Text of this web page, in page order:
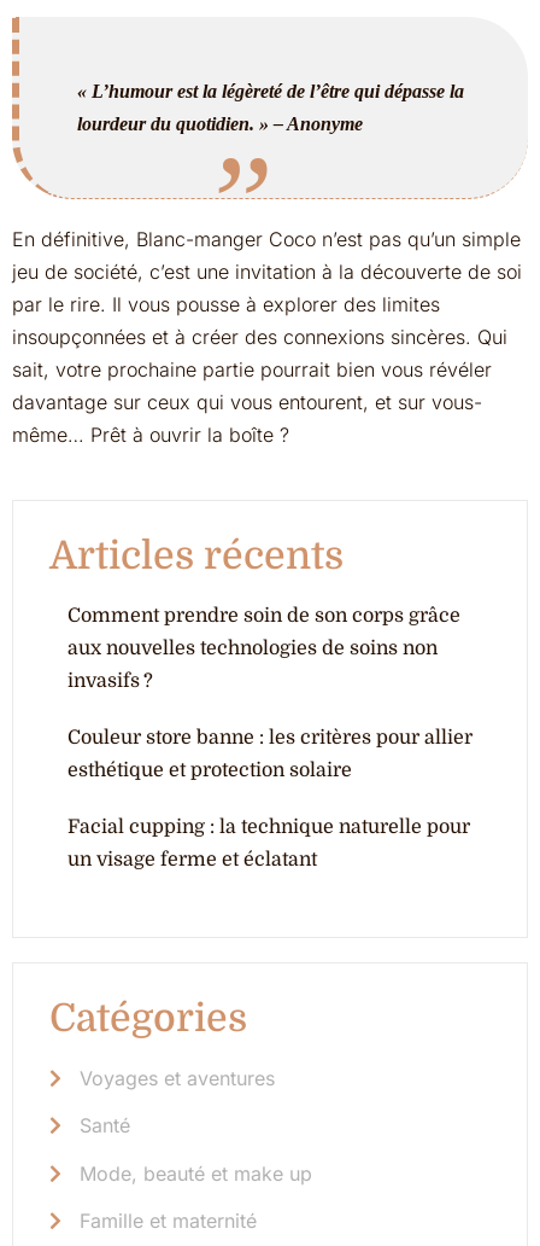
« L’humour est la légèreté de l’être qui dépasse la
lourdeur du quotidien. » – Anonyme
En définitive, Blanc-manger Coco n’est pas qu’un simple
jeu de société, c’est une invitation à la découverte de soi
par le rire. Il vous pousse à explorer des limites
insoupçonnées et à créer des connexions sincères. Qui
sait, votre prochaine partie pourrait bien vous révéler
davantage sur ceux qui vous entourent, et sur vous-
même… Prêt à ouvrir la boîte ?
Articles récents
Comment prendre soin de son corps grâce
aux nouvelles technologies de soins non
invasifs ?
Couleur store banne : les critères pour allier
esthétique et protection solaire
Facial cupping : la technique naturelle pour
un visage ferme et éclatant
Catégories
Voyages et aventures
Santé
Mode, beauté et make up
Famille et maternité